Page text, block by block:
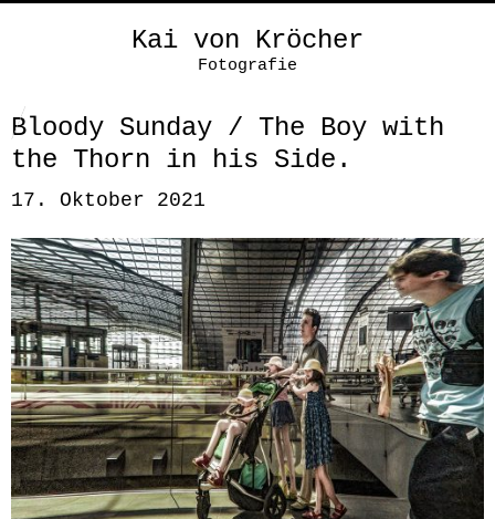
Kai von Kröcher
Fotografie
Bloody Sunday / The Boy with
the Thorn in his Side.
17. Oktober 2021